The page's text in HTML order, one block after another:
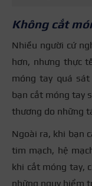
Không cắt
Nhiều người cứ
hơn, nhưng thực
móng tay quá
bạn cắt móng tay
thương do những
Ngoài ra, khi bạn
tim mạch, hệ
khi cắt móng tay,
những nguy hiểm